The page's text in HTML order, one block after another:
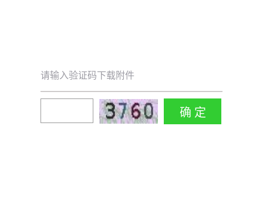
请输入验证码下载附件